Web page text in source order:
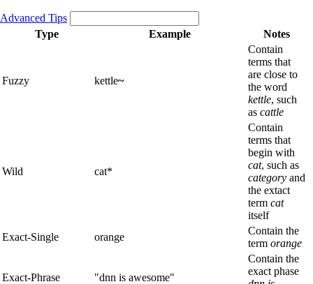
Advanced Tips
Type
Example Notes
Fuzzy kettle~
Contain
terms that
are close to
the word
kettle, such
as cattle
Wild cat*
Contain
terms that
begin with
cat, such as
category and
the extact
term cat
itself
Exact-Single
orange
Contain the
term orange
Exact-Phrase "dnn is awesome"
Contain the
exact phase